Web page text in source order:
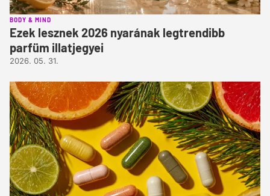
BODY & MIND
Ezek lesznek 2026 nyarának legtrendibb
parfüm illatjegyei
2026. 05. 31.